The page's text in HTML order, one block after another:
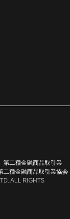
第二種金融商品取引業
二種金融商品取引業協会
ALL RIGHTS